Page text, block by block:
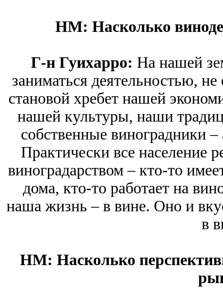
HM: Насколько
Г-н Гуихарро: На нашей
заниматься деятельностью,
становой хребет нашей
нашей культуры, наши
собственные виноградники
Практически все население
виноградарством – кто-то
дома, кто-то работает на
наша жизнь – в вине. Оно и
в
HM: Насколько